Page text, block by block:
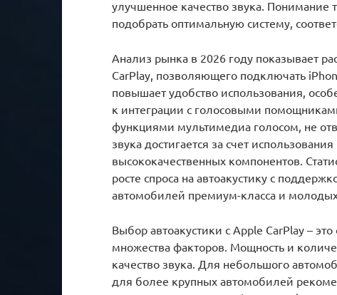
улучшенное качество звука.
подобрать оптимальную систему,
Анализ рынка в 2026 году показывает
CarPlay, позволяющего подключать
повышает удобство использования,
к интеграции с голосовыми
функциями мультимедиа голосом, не
звука достигается за счет
высококачественных компонентов.
росте спроса на автоакустику с
автомобилей премиум-класса и
Выбор автоакустики с Apple CarPlay –
множества факторов. Мощность и
качество звука. Для небольшого
для более крупных автомобилей